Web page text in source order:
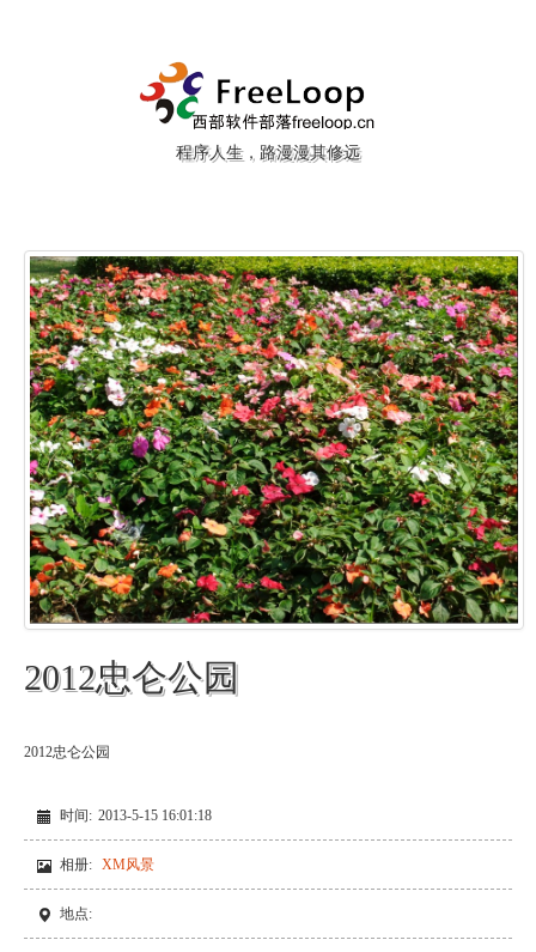
程序人生，路漫漫其修远
2012忠仑公园
2012忠仑公园
时间: 2013-5-15 16:01:18
相册: XM风景
地点: